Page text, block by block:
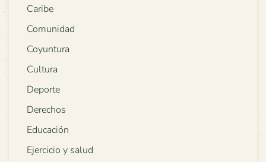
Caribe
Comunidad
Coyuntura
Cultura
Deporte
Derechos
Educación
Ejercicio y salud